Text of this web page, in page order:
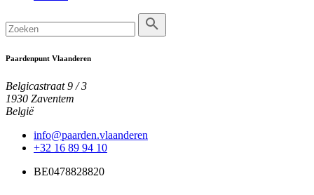
Paardenpunt Vlaanderen
Belgicastraat 9 / 3
1930 Zaventem
België
info@paarden.vlaanderen
+32 16 89 94 10
BE0478828820